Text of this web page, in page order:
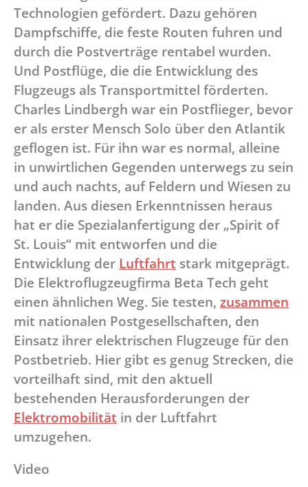
Technologien gefördert. Dazu gehören
Dampfschiffe, die feste Routen fuhren und
durch die Postverträge rentabel wurden.
Und Postflüge, die die Entwicklung des
Flugzeugs als Transportmittel förderten.
Charles Lindbergh war ein Postflieger, bevor
er als erster Mensch Solo über den Atlantik
geflogen ist. Für ihn war es normal, alleine
in unwirtlichen Gegenden unterwegs zu sein
und auch nachts, auf Feldern und Wiesen zu
landen. Aus diesen Erkenntnissen heraus
hat er die Spezialanfertigung der „Spirit of
St. Louis“ mit entworfen und die
Entwicklung der Luftfahrt stark mitgeprägt.
Die Elektroflugzeugfirma Beta Tech geht
einen ähnlichen Weg. Sie testen, zusammen
mit nationalen Postgesellschaften, den
Einsatz ihrer elektrischen Flugzeuge für den
Postbetrieb. Hier gibt es genug Strecken, die
vorteilhaft sind, mit den aktuell
bestehenden Herausforderungen der
Elektromobilität in der Luftfahrt
umzugehen.
Video